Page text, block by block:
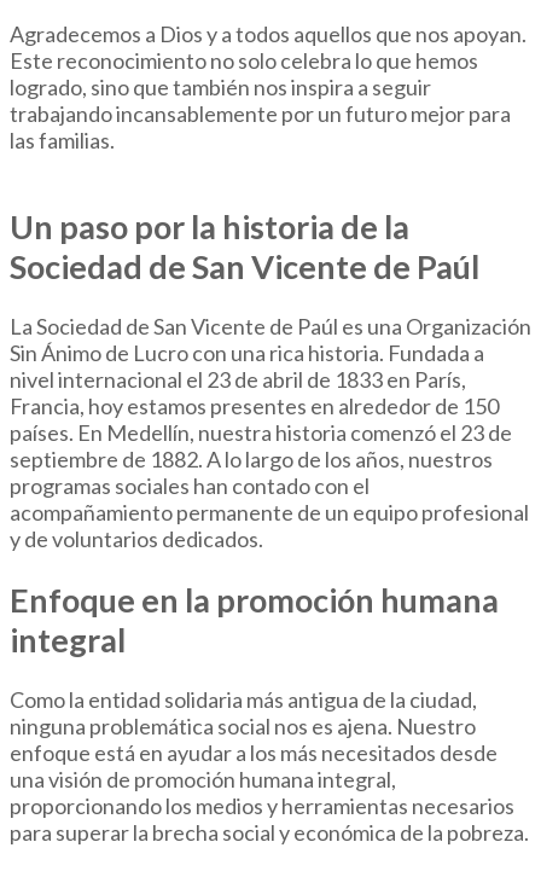
Agradecemos a Dios y a todos aquellos que nos apoyan.
Este reconocimiento no solo celebra lo que hemos
logrado, sino que también nos inspira a seguir
trabajando incansablemente por un futuro mejor para
las familias.
Un paso por la historia de la
Sociedad de San Vicente de Paúl
La Sociedad de San Vicente de Paúl es una Organización
Sin Ánimo de Lucro con una rica historia. Fundada a
nivel internacional el 23 de abril de 1833 en París,
Francia, hoy estamos presentes en alrededor de 150
países. En Medellín, nuestra historia comenzó el 23 de
septiembre de 1882. A lo largo de los años, nuestros
programas sociales han contado con el
acompañamiento permanente de un equipo profesional
y de voluntarios dedicados.
Enfoque en la promoción humana
integral
Como la entidad solidaria más antigua de la ciudad,
ninguna problemática social nos es ajena. Nuestro
enfoque está en ayudar a los más necesitados desde
una visión de promoción humana integral,
proporcionando los medios y herramientas necesarios
para superar la brecha social y económica de la pobreza.